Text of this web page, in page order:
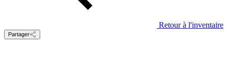
Retour à l'inventaire
Partager